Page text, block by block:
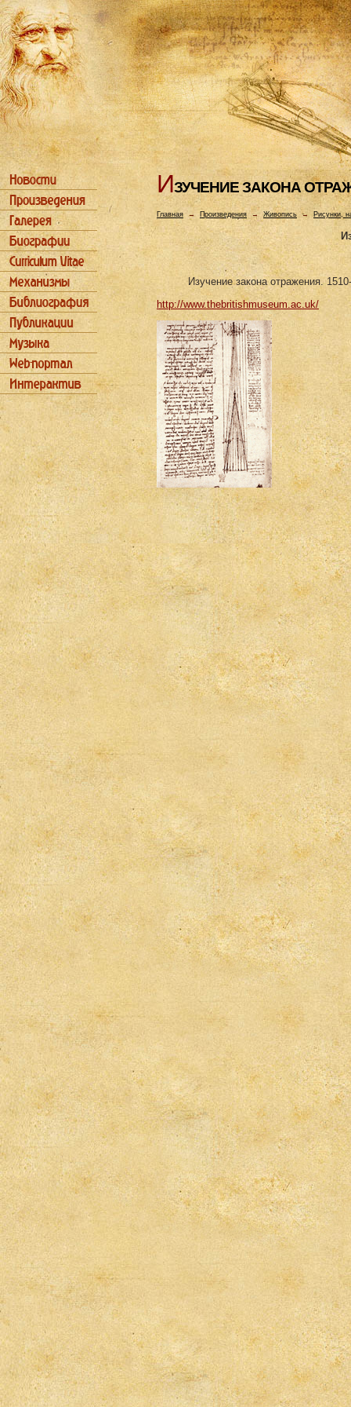
ИЗУЧЕHИЕ ЗАКОHА
Главная→ Произведения → Живопись → Рисунки,
Изучение закона отражения.
http://www.thebritishmuseum.ac.uk/